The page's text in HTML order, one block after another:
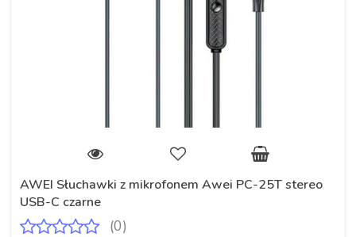
AWEI Słuchawki z mikrofonem Awei PC-25T stereo
USB-C czarne
(0)